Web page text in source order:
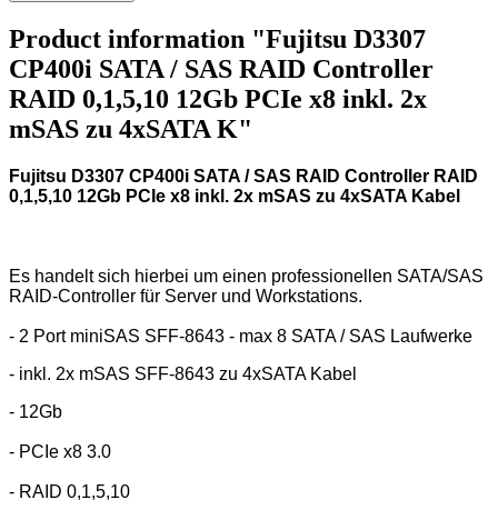
Product information "Fujitsu D3307
CP400i SATA / SAS RAID Controller
RAID 0,1,5,10 12Gb PCIe x8 inkl. 2x
mSAS zu 4xSATA K"
Fujitsu D3307 CP400i SATA / SAS RAID Controller RAID
0,1,5,10 12Gb PCIe x8 inkl. 2x mSAS zu 4xSATA Kabel
Es handelt sich hierbei um einen professionellen SATA/SAS
RAID-Controller für Server und Workstations.
- 2 Port miniSAS SFF-8643 - max 8 SATA / SAS Laufwerke
- inkl. 2x mSAS SFF-8643 zu 4xSATA Kabel
- 12Gb
- PCIe x8 3.0
- RAID 0,1,5,10